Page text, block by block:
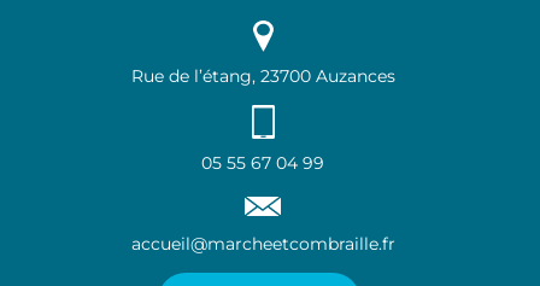
Rue de l’étang, 23700 Auzances
05 55 67 04 99
accueil@marcheetcombraille.fr